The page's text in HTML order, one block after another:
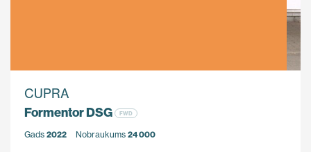
CUPRA
Formentor DSG
FWD
Gads 2022 Nobraukums 24 000